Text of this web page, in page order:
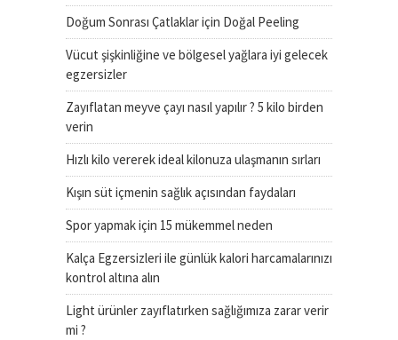
Doğum Sonrası Çatlaklar için Doğal Peeling
Vücut şişkinliğine ve bölgesel yağlara iyi gelecek
egzersizler
Zayıflatan meyve çayı nasıl yapılır ? 5 kilo birden
verin
Hızlı kilo vererek ideal kilonuza ulaşmanın sırları
Kışın süt içmenin sağlık açısından faydaları
Spor yapmak için 15 mükemmel neden
Kalça Egzersizleri ile günlük kalori harcamalarınızı
kontrol altına alın
Light ürünler zayıflatırken sağlığımıza zarar verir
mi ?